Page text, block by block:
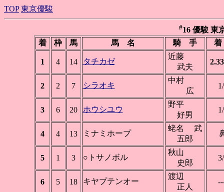
TOP 東京優駿
#16 優駿 東
着
枠 馬 馬 名 騎 手 着
1 4 14 タチカゼ
近藤
武夫
2 2 7 シラオキ
中村
広
3 6 20 ホウシユウ
野平
好男
4 4 13 ミナミホープ
蛯名 武
五郎
5 1 3 ○トサノボル
秋山
史郎
6 5 18 キヤプテンオー
渡辺
正人